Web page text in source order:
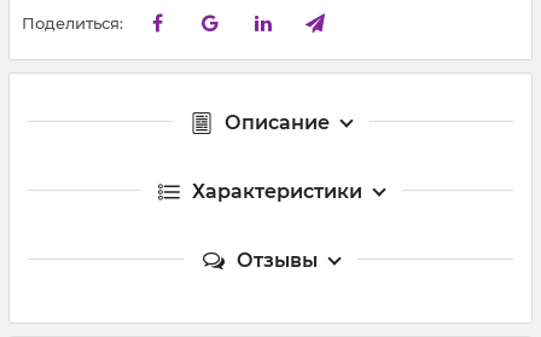
Поделиться:
Описание
Характеристики
Отзывы